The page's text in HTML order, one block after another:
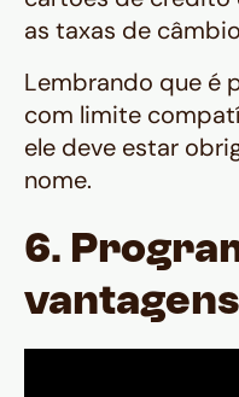
as taxas de
Lembrando que é
com limite
ele deve estar
nome.
6.